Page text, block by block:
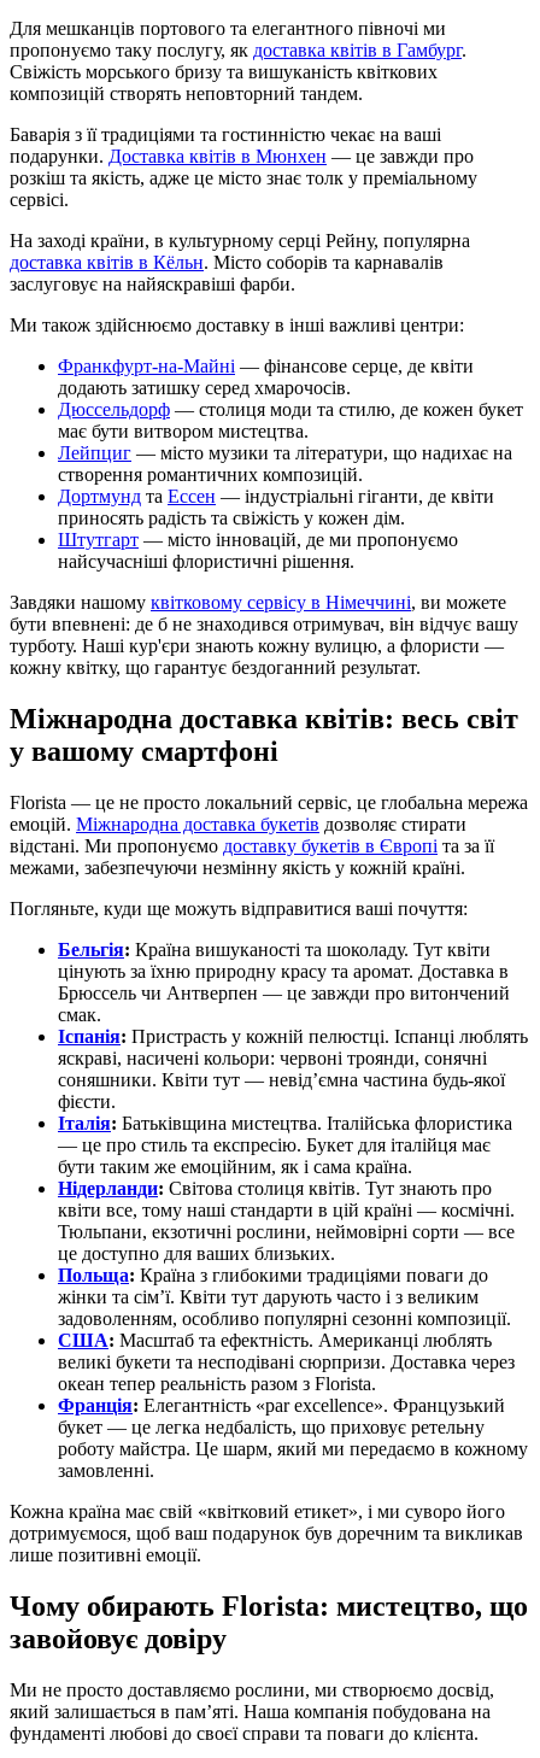
Для мешканців портового та елегантного півночі ми
пропонуємо таку послугу, як доставка квітів в Гамбург.
Свіжість морського бризу та вишуканість квіткових
композицій створять неповторний тандем.
Баварія з її традиціями та гостинністю чекає на ваші
подарунки. Доставка квітів в Мюнхен — це завжди про
розкіш та якість, адже це місто знає толк у преміальному
сервісі.
На заході країни, в культурному серці Рейну, популярна
доставка квітів в Кёльн. Місто соборів та карнавалів
заслуговує на найяскравіші фарби.
Ми також здійснюємо доставку в інші важливі центри:
Франкфурт-на-Майні — фінансове серце, де квіти
додають затишку серед хмарочосів.
Дюссельдорф — столиця моди та стилю, де кожен букет
має бути витвором мистецтва.
Лейпциг — місто музики та літератури, що надихає на
створення романтичних композицій.
Дортмунд та Ессен — індустріальні гіганти, де квіти
приносять радість та свіжість у кожен дім.
Штутгарт — місто інновацій, де ми пропонуємо
найсучасніші флористичні рішення.
Завдяки нашому квітковому сервісу в Німеччині, ви можете
бути впевнені: де б не знаходився отримувач, він відчує вашу
турботу. Наші кур'єри знають кожну вулицю, а флористи —
кожну квітку, що гарантує бездоганний результат.
Міжнародна доставка квітів: весь світ
у вашому смартфоні
Florista — це не просто локальний сервіс, це глобальна мережа
емоцій. Міжнародна доставка букетів дозволяє стирати
відстані. Ми пропонуємо доставку букетів в Європі та за її
межами, забезпечуючи незмінну якість у кожній країні.
Погляньте, куди ще можуть відправитися ваші почуття:
Бельгія: Країна вишуканості та шоколаду. Тут квіти
цінують за їхню природну красу та аромат. Доставка в
Брюссель чи Антверпен — це завжди про витончений
смак.
Іспанія: Пристрасть у кожній пелюстці. Іспанці люблять
яскраві, насичені кольори: червоні троянди, сонячні
соняшники. Квіти тут — невід’ємна частина будь-якої
фієсти.
Італія: Батьківщина мистецтва. Італійська флористика
— це про стиль та експресію. Букет для італійця має
бути таким же емоційним, як і сама країна.
Нідерланди: Світова столиця квітів. Тут знають про
квіти все, тому наші стандарти в цій країні — космічні.
Тюльпани, екзотичні рослини, неймовірні сорти — все
це доступно для ваших близьких.
Польща: Країна з глибокими традиціями поваги до
жінки та сім’ї. Квіти тут дарують часто і з великим
задоволенням, особливо популярні сезонні композиції.
США: Масштаб та ефектність. Американці люблять
великі букети та несподівані сюрпризи. Доставка через
океан тепер реальність разом з Florista.
Франція: Елегантність «par excellence». Французький
букет — це легка недбалість, що приховує ретельну
роботу майстра. Це шарм, який ми передаємо в кожному
замовленні.
Кожна країна має свій «квітковий етикет», і ми суворо його
дотримуємося, щоб ваш подарунок був доречним та викликав
лише позитивні емоції.
Чому обирають Florista: мистецтво, що
завойовує довіру
Ми не просто доставляємо рослини, ми створюємо досвід,
який залишається в пам’яті. Наша компанія побудована на
фундаменті любові до своєї справи та поваги до клієнта.